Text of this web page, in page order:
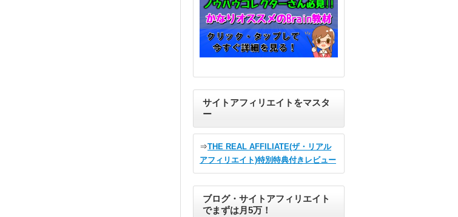
サイトアフィリエイトをマスタ
ー
⇒THE REAL AFFILIATE(ザ・リアル
アフィリエイト)特別特典付きレビュー
ブログ・サイトアフィリエイト
でまずは月5万！